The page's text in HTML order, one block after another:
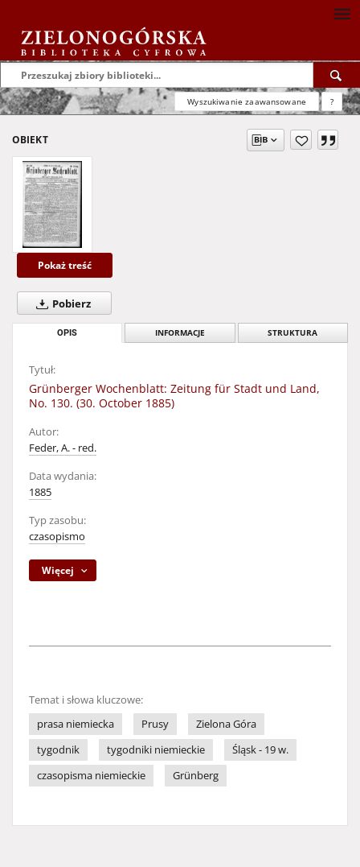
Wyszukiwanie zaawansowane ?
OBIEKT
Pokaż treść
Pobierz
OPIS INFORMACJE STRUKTURA
Tytuł:
Grünberger Wochenblatt: Zeitung für Stadt und Land,
No. 130. (30. October 1885)
Autor:
Feder, A. - red.
Data wydania:
1885
Typ zasobu:
czasopismo
Więcej
Temat i słowa kluczowe:
prasa niemiecka
Prusy
Zielona Góra
tygodnik
tygodniki niemieckie
Śląsk - 19 w.
czasopisma niemieckie
Grünberg